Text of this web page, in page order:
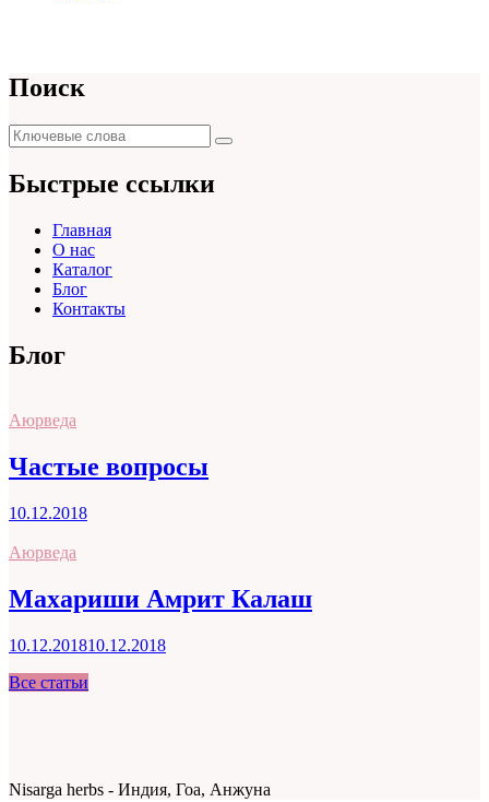
Поиск
Поиск
для:
Поиск
Быстрые ссылки
Главная
О нас
Каталог
Блог
Контакты
Блог
Аюрведа
Частые вопросы
10.12.2018
Аюрведа
Махариши Амрит Калаш
10.12.201810.12.2018
Все статьи
Nisarga herbs - Индия, Гоа, Анжуна